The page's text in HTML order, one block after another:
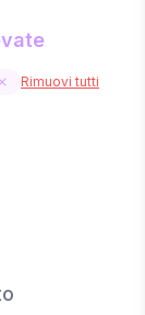
Rimuovi tutti